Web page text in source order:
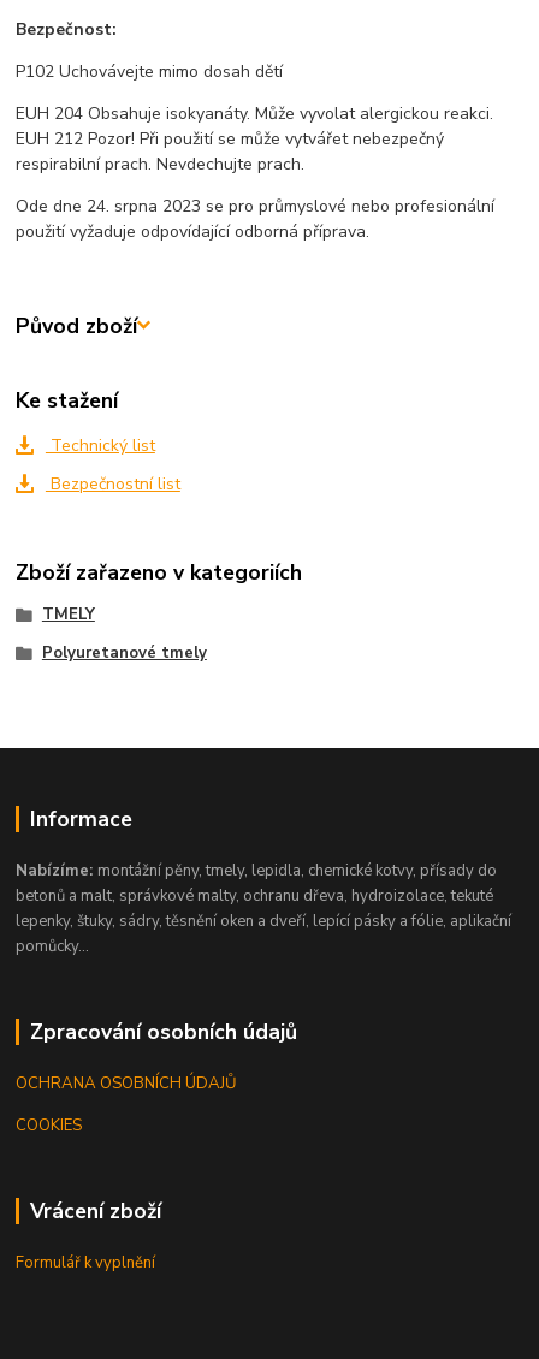
Bezpečnost:
P102 Uchovávejte mimo dosah dětí
EUH 204 Obsahuje isokyanáty. Může vyvolat alergickou reakci.
EUH 212 Pozor! Při použití se může vytvářet nebezpečný
respirabilní prach. Nevdechujte prach.
Ode dne 24. srpna 2023 se pro průmyslové nebo profesionální
použití vyžaduje odpovídající odborná příprava.
Původ zboží
Ke stažení
Technický list
Bezpečnostní list
Zboží zařazeno v kategoriích
TMELY
Polyuretanové tmely
Informace
Nabízíme: montážní pěny, tmely, lepidla, chemické kotvy, přísady do
betonů a malt, správkové malty, ochranu dřeva, hydroizolace, tekuté
lepenky, štuky, sádry, těsnění oken a dveří, lepící pásky a fólie, aplikační
pomůcky...
Zpracování osobních údajů
OCHRANA OSOBNÍCH ÚDAJŮ
COOKIES
Vrácení zboží
Formulář k vyplnění